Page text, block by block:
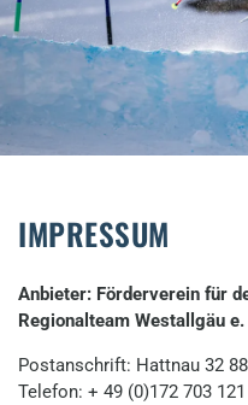
IMPRESSUM
Anbieter: Förderverein für
Regionalteam Westallgäu e.
Postanschrift: Hattnau 32
Telefon: + 49 (0)172 703